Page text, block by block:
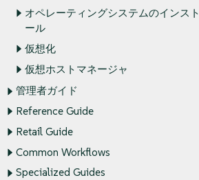
オペレーティングシステムのインスト
ール
仮想化
仮想ホストマネージャ
管理者ガイド
Reference Guide
Retail Guide
Common Workflows
Specialized Guides